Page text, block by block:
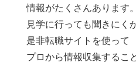
情報がたくさんあります。
見学に行っても聞きにく
是非転職サイトを使って
プロから情報収集するこ